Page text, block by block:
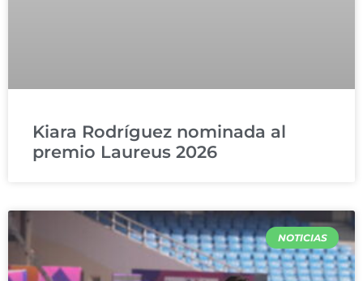
Kiara Rodríguez nominada al
premio Laureus 2026
NOTICIAS